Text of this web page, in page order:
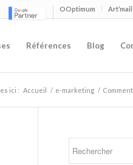
OOptimum
Références Blog
ici : Accueil / e-marketing /